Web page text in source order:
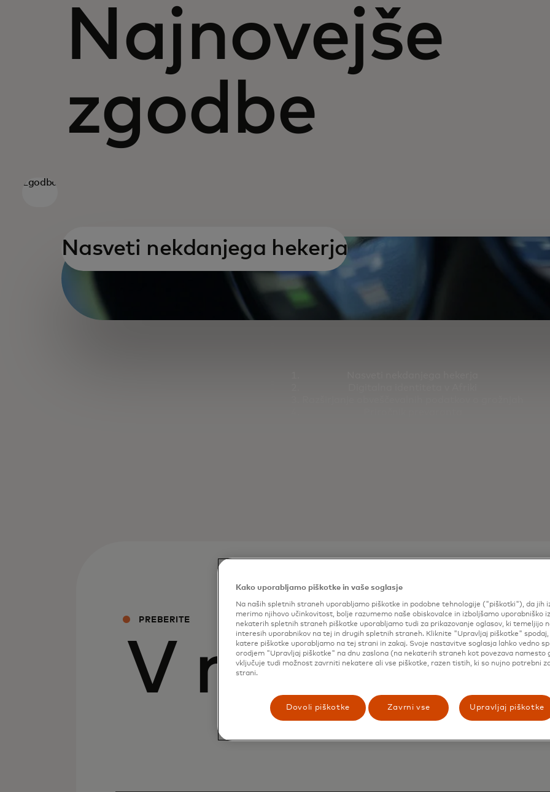
Najnovejše
zgodbe
Zgodba
Nasveti nekdanjega hekerja
PREBERITE
V novicah
Kako uporabljamo piškotke in vaše soglasje
Na naših spletnih straneh uporabljamo piškotke in podobne tehnologije ("piškotki"), da jih
merimo njihovo učinkovitost, bolje razumemo naše obiskovalce in izboljšamo uporabniško
nekaterih spletnih straneh piškotke uporabljamo tudi za prikazovanje oglasov, ki temeljijo
interesih uporabnikov na tej in drugih spletnih straneh. Kliknite "Upravljaj piškotke" spodaj,
katere piškotke uporabljamo na tej strani in zakaj. Svoje nastavitve soglasja lahko vedno
orodjem "Upravljaj piškotke" na dnu zaslona (na nekaterih straneh kot povezava namesto
vključuje tudi možnost zavrniti nekatere ali vse piškotke, razen tistih, ki so nujno potrebni
strani.
Dovoli piškotke Zavrni vse Upravljaj piškotke